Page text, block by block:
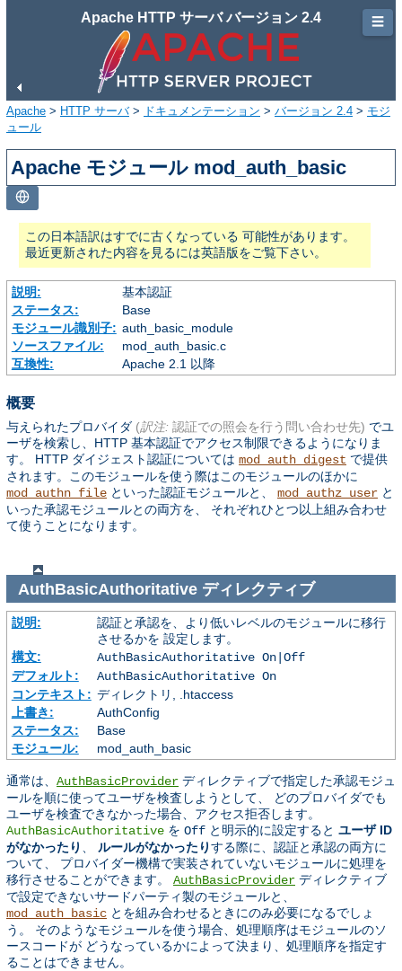
Apache HTTP サーバ バージョン 2.4
Apache > HTTP サーバ> ドキュメンテーション > バージョン 2.4 > モジ
ュール
Apache モジュール mod_auth_basic
この日本語訳はすでに古くなっている 可能性があります。
最近更新された内容を見るには英語版をご覧下さい。
説明:
基本認証
ステータス:
Base
モジュール識別子: auth_basic_module
ソースファイル:
mod_auth_basic.c
互換性:
Apache 2.1 以降
概要
与えられたプロバイダ (訳注: 認証での照会を行う問い合わせ先) でユ
ーザを検索し、HTTP 基本認証でアクセス制限できるようになりま
す。 HTTP ダイジェスト認証については mod_auth_digest で提供
されます。このモジュールを使う際はこのモジュールのほかに
mod_authn_file といった認証モジュールと、 mod_authz_user と
いった承認モジュールとの両方を、 それぞれひとつ以上組み合わせ
て使うことになります。
AuthBasicAuthoritativeディレクティブ
説明:
認証と承認を、より低いレベルのモジュールに移行
させるかを 設定します。
構文:
AuthBasicAuthoritative On|Off
デフォルト:
AuthBasicAuthoritative On
コンテキスト: ディレクトリ, .htaccess
上書き:
AuthConfig
ステータス:
Base
モジュール:
mod_auth_basic
通常は、 AuthBasicProvider ディレクティブで指定した承認モジュ
ールを順に使ってユーザを検査しようとして、 どのプロバイダでも
ユーザを検査できなかった場合、アクセス拒否します。
AuthBasicAuthoritative を Off と明示的に設定すると ユーザ ID
がなかったり 、 ルールがなかったりする際に、認証と承認の両方に
ついて、 プロバイダー機構で実装されていないモジュールに処理を
移行させることができます。 AuthBasicProvider ディレクティブ
で設定できないサードパーティ製のモジュールと、
mod_auth_basic とを組み合わせるときにのみ必要になるでしょ
う。 そのようなモジュールを使う場合、処理順序はモジュールのソ
ースコードが どうなっているかによって決まり、処理順序を指定す
ることはできません。
☰